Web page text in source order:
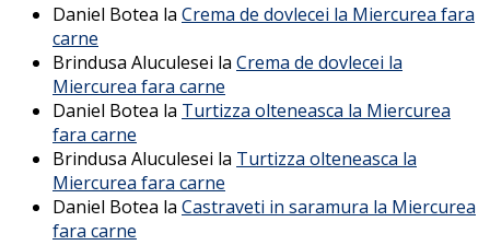
Daniel Botea la Crema de dovlecei la Miercurea fara
carne
Brindusa Aluculesei la Crema de dovlecei la
Miercurea fara carne
Daniel Botea la Turtizza olteneasca la Miercurea
fara carne
Brindusa Aluculesei la Turtizza olteneasca la
Miercurea fara carne
Daniel Botea la Castraveti in saramura la Miercurea
fara carne